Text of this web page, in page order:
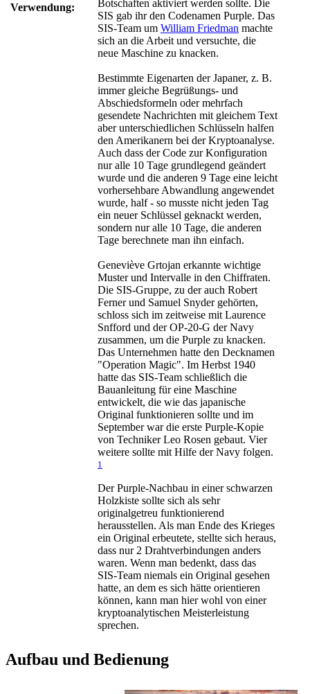
Verwendung:
Botschaften aktiviert werden sollte. Die
SIS gab ihr den Codenamen Purple. Das
SIS-Team um William Friedman machte
sich an die Arbeit und versuchte, die
neue Maschine zu knacken.
Bestimmte Eigenarten der Japaner, z. B.
immer gleiche Begrüßungs- und
Abschiedsformeln oder mehrfach
gesendete Nachrichten mit gleichem Text
aber unterschiedlichen Schlüsseln halfen
den Amerikanern bei der Kryptoanalyse.
Auch dass der Code zur Konfiguration
nur alle 10 Tage grundlegend geändert
wurde und die anderen 9 Tage eine leicht
vorhersehbare Abwandlung angewendet
wurde, half - so musste nicht jeden Tag
ein neuer Schlüssel geknackt werden,
sondern nur alle 10 Tage, die anderen
Tage berechnete man ihn einfach.
Geneviève Grtojan erkannte wichtige
Muster und Intervalle in den Chiffraten.
Die SIS-Gruppe, zu der auch Robert
Ferner und Samuel Snyder gehörten,
schloss sich im zeitweise mit Laurence
Snfford und der OP-20-G der Navy
zusammen, um die Purple zu knacken.
Das Unternehmen hatte den Decknamen
"Operation Magic". Im Herbst 1940
hatte das SIS-Team schließlich die
Bauanleitung für eine Maschine
entwickelt, die wie das japanische
Original funktionieren sollte und im
September war die erste Purple-Kopie
von Techniker Leo Rosen gebaut. Vier
weitere sollte mit Hilfe der Navy folgen.
1
Der Purple-Nachbau in einer schwarzen
Holzkiste sollte sich als sehr
originalgetreu funktionierend
herausstellen. Als man Ende des Krieges
ein Original erbeutete, stellte sich heraus,
dass nur 2 Drahtverbindungen anders
waren. Wenn man bedenkt, dass das
SIS-Team niemals ein Original gesehen
hatte, an dem es sich hätte orientieren
können, kann man hier wohl von einer
kryptoanalytischen Meisterleistung
sprechen.
Aufbau und Bedienung